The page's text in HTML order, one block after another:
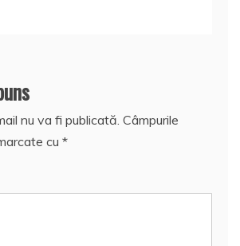
nu va fi publicată. Câmpurile
cu *